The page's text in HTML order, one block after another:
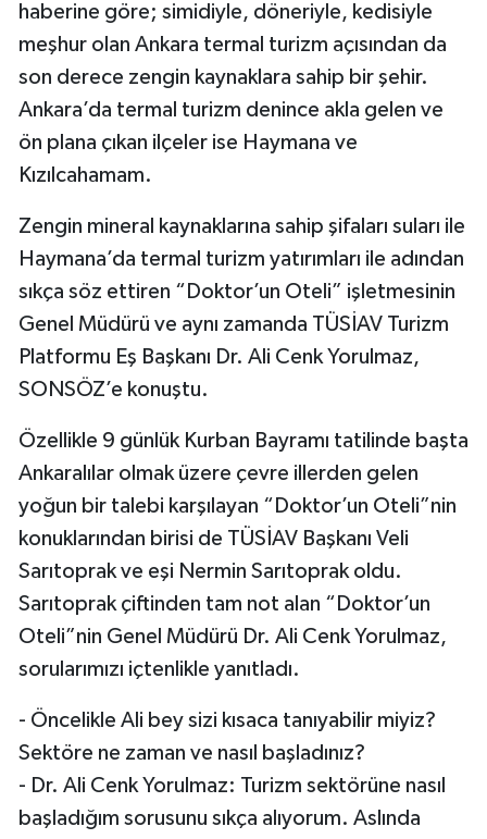
haberine göre; simidiyle, döneriyle, kedisiyle
meşhur olan Ankara termal turizm açısından da
son derece zengin kaynaklara sahip bir şehir.
Ankara’da termal turizm denince akla gelen ve
ön plana çıkan ilçeler ise Haymana ve
Kızılcahamam.
Zengin mineral kaynaklarına sahip şifaları suları ile
Haymana’da termal turizm yatırımları ile adından
sıkça söz ettiren “Doktor’un Oteli” işletmesinin
Genel Müdürü ve aynı zamanda TÜSİAV Turizm
Platformu Eş Başkanı Dr. Ali Cenk Yorulmaz,
SONSÖZ’e konuştu.
Özellikle 9 günlük Kurban Bayramı tatilinde başta
Ankaralılar olmak üzere çevre illerden gelen
yoğun bir talebi karşılayan “Doktor’un Oteli”nin
konuklarından birisi de TÜSİAV Başkanı Veli
Sarıtoprak ve eşi Nermin Sarıtoprak oldu.
Sarıtoprak çiftinden tam not alan “Doktor’un
Oteli”nin Genel Müdürü Dr. Ali Cenk Yorulmaz,
sorularımızı içtenlikle yanıtladı.
- Öncelikle Ali bey sizi kısaca tanıyabilir miyiz?
Sektöre ne zaman ve nasıl başladınız?
- Dr. Ali Cenk Yorulmaz: Turizm sektörüne nasıl
başladığım sorusunu sıkça alıyorum. Aslında
Resmi İlanlar
Sağlık
Seri İlan
Sonsöz Özel
Spor
Yaşam